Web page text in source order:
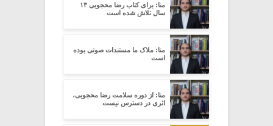
منا: برای کتاب رضا محجوبی ۱۳
سال تلاش شده است
منا: ملاک ما مستندات صوتی بوده
است
منا: از دوره سلامت رضا محجوبی،
اثری در دسترس نیست